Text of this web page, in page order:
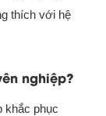
thích với hệ
nghiệp?
khắc phục